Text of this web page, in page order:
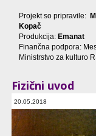
Projekt so pripravile:
Kopač
Produkcija: Emanat
Finančna podpora:
Ministrstvo za kulturo
Fizični uvod
20.05.2018
format za občinstvo
PGC, SVŠGL, Ljubljana, SI